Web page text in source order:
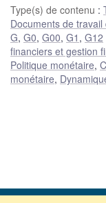
Type(s) de contenu :
Documents de
G, G0, G00, G1 , G12
financiers et gestion
Politique monétaire,
monétaire,